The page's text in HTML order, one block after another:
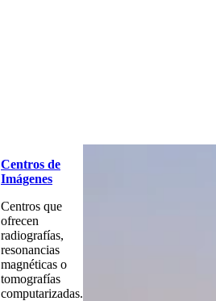
Centros de
Imágenes
Centros que
ofrecen
radiografías,
resonancias
magnéticas o
tomografías
computarizadas.